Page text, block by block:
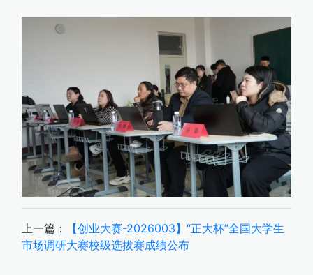
上一篇：
【创业大赛-2026003】“正大杯”全国大学生
市场调研大赛校级选拔赛成绩公布